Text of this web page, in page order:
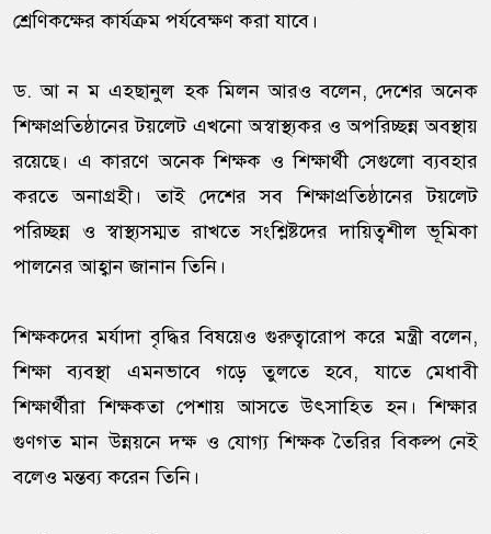
শ্রেণিকক্ষের কার্যক্রম পর্যবেক্ষণ করা যাবে।
ড. আ ন ম এহছানুল হক মিলন আরও বলেন, দেশের অনেক
শিক্ষাপ্রতিষ্ঠানের টয়লেট এখনো অস্বাস্থ্যকর ও অপরিচ্ছন্ন অবস্থায়
রয়েছে। এ কারণে অনেক শিক্ষক ও শিক্ষার্থী সেগুলো ব্যবহার
করতে অনাগ্রহী। তাই দেশের সব শিক্ষাপ্রতিষ্ঠানের টয়লেট
পরিচ্ছন্ন ও স্বাস্থ্যসম্মত রাখতে সংশ্লিষ্টদের দায়িত্বশীল ভূমিকা
পালনের আহ্বান জানান তিনি।
শিক্ষকদের মর্যাদা বৃদ্ধির বিষয়েও গুরুত্বারোপ করে মন্ত্রী বলেন,
শিক্ষা ব্যবস্থা এমনভাবে গড়ে তুলতে হবে, যাতে মেধাবী
শিক্ষার্থীরা শিক্ষকতা পেশায় আসতে উৎসাহিত হন। শিক্ষার
গুণগত মান উন্নয়নে দক্ষ ও যোগ্য শিক্ষক তৈরির বিকল্প নেই
বলেও মন্তব্য করেন তিনি।